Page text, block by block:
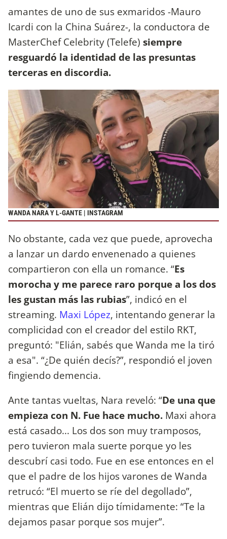
amantes de uno de sus exmaridos -Mauro
Icardi con la China Suárez-, la conductora de
MasterChef Celebrity (Telefe) siempre
resguardó la identidad de las presuntas
terceras en discordia.
WANDA NARA Y L-GANTE | INSTAGRAM
No obstante, cada vez que puede, aprovecha
a lanzar un dardo envenenado a quienes
compartieron con ella un romance. “Es
morocha y me parece raro porque a los dos
les gustan más las rubias”, indicó en el
streaming. Maxi López, intentando generar la
complicidad con el creador del estilo RKT,
preguntó: "Elián, sabés que Wanda me la tiró
a esa". “¿De quién decís?”, respondió el joven
fingiendo demencia.
Ante tantas vueltas, Nara reveló: “De una que
empieza con N. Fue hace mucho. Maxi ahora
está casado... Los dos son muy tramposos,
pero tuvieron mala suerte porque yo les
descubrí casi todo. Fue en ese entonces en el
que el padre de los hijos varones de Wanda
retrucó: “El muerto se ríe del degollado”,
mientras que Elián dijo tímidamente: “Te la
dejamos pasar porque sos mujer”.